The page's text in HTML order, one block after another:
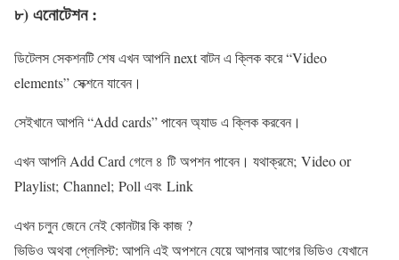
৮) এনোটেশন :
ডিটেলস সেকশনটি শেষ এখন আপনি next বাটন এ ক্লিক করে “Video
elements” সেক্শনে যাবেন।
সেইখানে আপনি “Add cards” পাবেন অ্যাড এ ক্লিক করবেন।
এখন আপনি Add Card গেলে ৪ টি অপশন পাবেন। যথাক্রমে; Video or
Playlist; Channel; Poll এবং Link
এখন চলুন জেনে নেই কোনটার কি কাজ ?
ভিডিও অথবা প্লেলিস্ট: আপনি এই অপশনে যেয়ে আপনার আগের ভিডিও যেখানে